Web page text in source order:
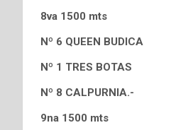
8va 1500 mts
Nº 6 QUEEN BUDICA
Nº 1 TRES BOTAS
Nº 8 CALPURNIA.-
9na 1500 mts